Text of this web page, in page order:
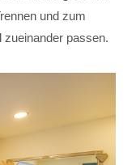
und zum
zueinander passen.